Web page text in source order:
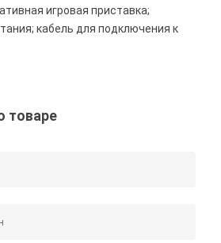
игровая приставка;
кабель для подключения к
товаре